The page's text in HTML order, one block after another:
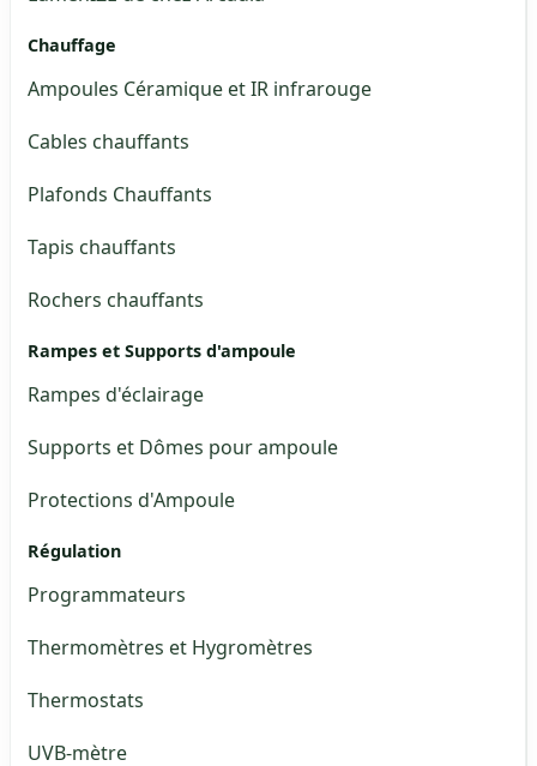
Chauffage
Ampoules Céramique et IR infrarouge
Cables chauffants
Plafonds Chauffants
Tapis chauffants
Rochers chauffants
Rampes et Supports d'ampoule
Rampes d'éclairage
Supports et Dômes pour ampoule
Protections d'Ampoule
Régulation
Programmateurs
Thermomètres et Hygromètres
Thermostats
UVB-mètre